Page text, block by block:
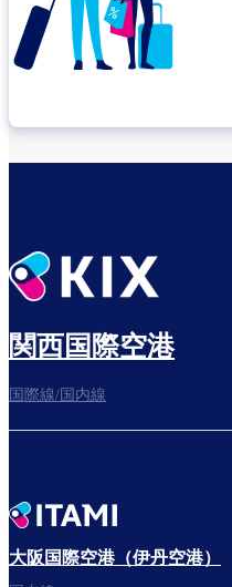
さぁ、出発！
関西国際空港
国際線/国内線
大阪国際空港（伊丹空港）